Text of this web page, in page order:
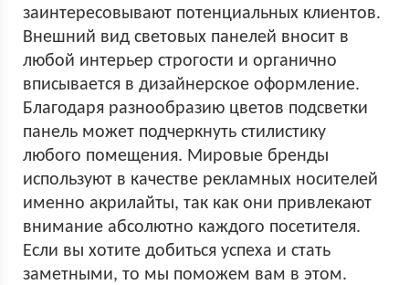
заинтересовывают потенциальных клиентов.
Внешний вид световых панелей вносит в
любой интерьер строгости и органично
вписывается в дизайнерское оформление.
Благодаря разнообразию цветов подсветки
панель может подчеркнуть стилистику
любого помещения. Мировые бренды
используют в качестве рекламных носителей
именно акрилайты, так как они привлекают
внимание абсолютно каждого посетителя.
Если вы хотите добиться успеха и стать
заметными, то мы поможем вам в этом.